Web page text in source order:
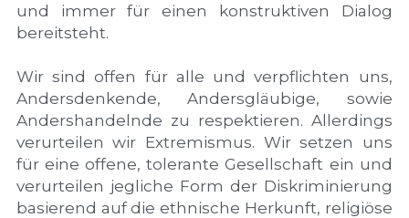
und immer für einen konstruktiven Dialog
bereitsteht.
Wir sind offen für alle und verpflichten uns,
Andersdenkende, Andersgläubige, sowie
Andershandelnde zu respektieren. Allerdings
verurteilen wir Extremismus. Wir setzen uns
für eine offene, tolerante Gesellschaft ein und
verurteilen jegliche Form der Diskriminierung
basierend auf die ethnische Herkunft, religiöse